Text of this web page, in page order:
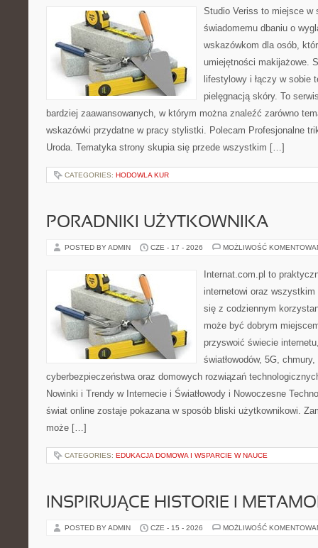
Studio Veriss to miejsce w
świadomemu dbaniu o
wskazówkom dla osób,
umiejętności makijażowe.
lifestylowy i łączy w sobie
pielęgnacją skóry. To
bardziej zaawansowanych, w którym można znaleźć zarówno
wskazówki przydatne w pracy stylistki. Polecam Profesjonalne
Uroda. Tematyka strony skupia się przede wszystkim […]
CATEGORIES: HODOWLA KUR
PORADNIKI UŻYTKOWNIKA
POSTED BY ADMIN CZE - 17 - 2026 MOŻLIWOŚĆ
Internat.com.pl to
internetowi oraz
się z codziennym
może być dobrym
przyswoić świecie
światłowodów, 5G,
cyberbezpieczeństwa oraz domowych rozwiązań
Nowinki i Trendy w Internecie i Światłowody i Nowoczesne
świat online zostaje pokazana w sposób bliski użytkownikowi.
może […]
CATEGORIES: EDUKACJA DOMOWA I WSPARCIE W NAUCE
INSPIRUJĄCE HISTORIE I
POSTED BY ADMIN CZE - 15 - 2026 MOŻLIWOŚĆ